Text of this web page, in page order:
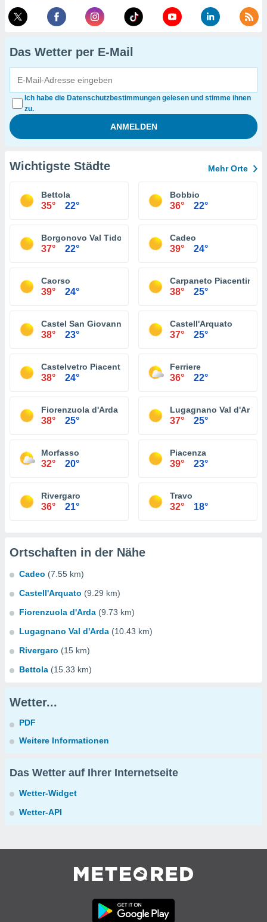
Das Wetter per E-Mail
Ich habe die Datenschutzbestimmungen gelesen und stimme ihnen
zu.
Wichtigste Städte Mehr Orte
Bettola
35° 22°
Bobbio
36° 22°
Borgonovo Val Tidone
37° 22°
Cadeo
39° 24°
Caorso
39° 24°
Carpaneto Piacentino
38° 25°
Castel San Giovanni
38° 23°
Castell'Arquato
37° 25°
Castelvetro Piacentino
38° 24°
Ferriere
36° 22°
Fiorenzuola d'Arda
38° 25°
Lugagnano Val d'Arda
37° 25°
Morfasso
32° 20°
Piacenza
39° 23°
Rivergaro
36° 21°
Travo
32° 18°
Ortschaften in der Nähe
Cadeo (7.55 km)
Castell'Arquato (9.29 km)
Fiorenzuola d'Arda (9.73 km)
Lugagnano Val d'Arda (10.43 km)
Rivergaro (15 km)
Bettola (15.33 km)
Wetter...
PDF
Weitere Informationen
Das Wetter auf Ihrer Internetseite
Wetter-Widget
Wetter-API